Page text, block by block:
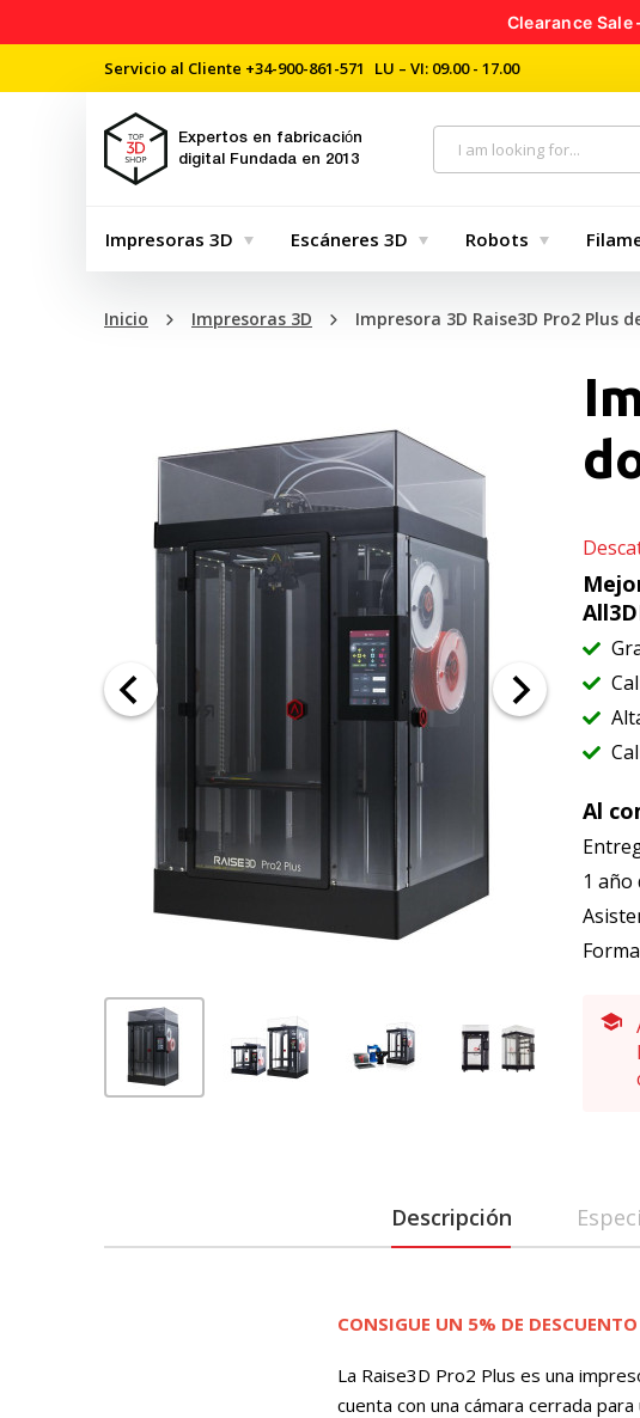
Clearance
Servicio al Cliente +34-900-861-571 LU – VI: 09.00 - 17.00
Expertos en fabricación
digital
Fundada en 2013
Impresoras 3D Escáneres 3D Robots
Inicio Impresoras 3D Impresora 3D Raise3D Pro2 Plus
Al
1 año
Descripción
CONSIGUE UN 5% DE
La Raise3D Pro2 Plus es una
cuenta con una cámara cerrada